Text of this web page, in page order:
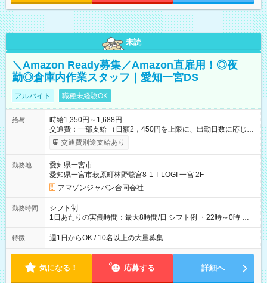
未読
＼Amazon Ready募集／Amazon直雇用！◎夜
勤◎倉庫内作業スタッフ｜愛知一宮DS
アルバイト 職種未経験OK
給与
時給1,350円～1,688円
交通費：一部支給 （日額2，450円を上限に、出勤日数に応じて
実費支給） ※22:00～翌5:00までは時給25%UP！ ■給与前払い
制度あり ※前払い額の上限あり、手数料無料（Amazon負担）
交通費別途支給あり
勤務地
愛知県一宮市
愛知県一宮市萩原町林野鷺宮8-1 T-LOGI 一宮 2F
アマゾンジャパン合同会社
勤務時間
シフト制
1日あたりの実働時間：最大8時間/日 シフト例 ・22時～0時 入
社後、就業可能シフトをご確認の上、申請してください。
特徴 週1日からOK / 10名以上の大量募集
気になる！ 応募する 詳細へ